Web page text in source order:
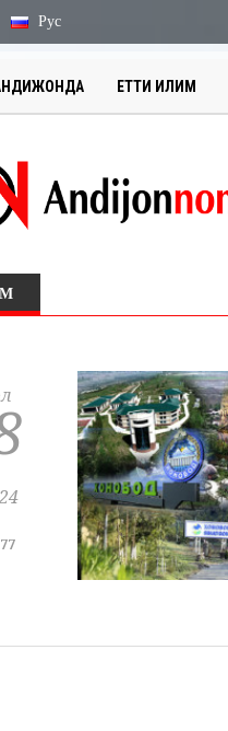
Рус
ЕТТИ ИҚЛИМ